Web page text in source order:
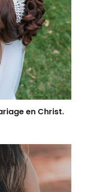
en Christ.